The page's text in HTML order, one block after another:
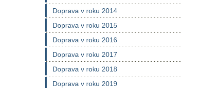
Doprava v roku 2014
Doprava v roku 2015
Doprava v roku 2016
Doprava v roku 2017
Doprava v roku 2018
Doprava v roku 2019